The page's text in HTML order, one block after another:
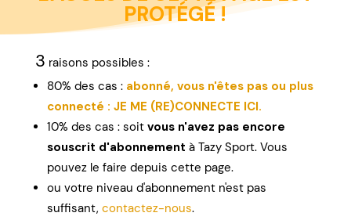
PROTÉGÉ !
3 raisons possibles :
80% des cas : abonné, vous n'êtes pas ou plus
connecté : JE ME (RE)CONNECTE ICI.
10% des cas : soitvous n'avez pas encore
souscrit d'abonnement à Tazy Sport. Vous
pouvez le faire depuis cette page.
ou votre niveau d'abonnement n'est pas
suffisant, contactez-nous.